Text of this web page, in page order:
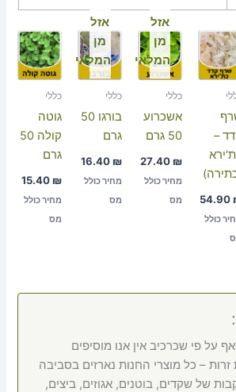
–
54.90
כולל
אזל
מן
המלאי
כללי
אשכרוע
50 גרם
27.40 ₪
מחיר כולל
מס
אזל
מן
המלאי
כללי
בורגו 50
גרם
16.40 ₪
מחיר כולל
מס
כללי
גוטה
קולה 50
גרם
15.40 ₪
מחיר כולל
מס
אף על פי שכרכיב אין אנו מוסיפים
זרות – כל מוצרי החנות נארזים בסביבה
של שקדים, בוטנים, אגוזים, ביצים,